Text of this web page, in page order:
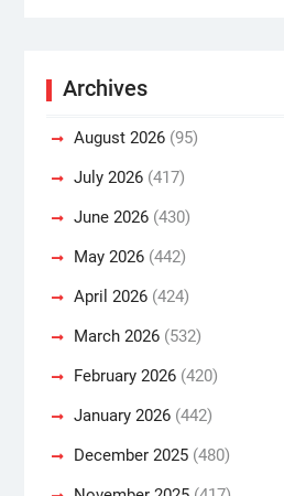
Archives
August 2026(95)
July 2026(417)
June 2026(430)
May 2026(442)
April 2026(424)
March 2026(532)
February 2026(420)
January 2026(442)
December 2025(480)